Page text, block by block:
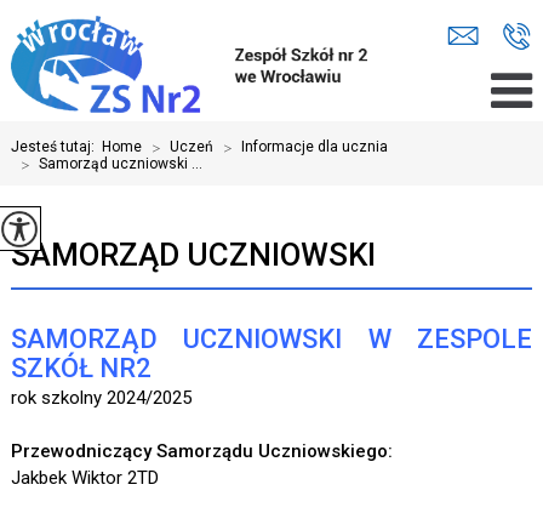
Jesteś tutaj: Home > Uczeń > Informacje dla ucznia
> Samorząd uczniowski ...
SAMORZĄD UCZNIOWSKI
SAMORZĄD UCZNIOWSKI W ZESPOLE
SZKÓŁ NR2
rok szkolny 2024/2025
Przewodniczący Samorządu Uczniowskiego:
Jakbek Wiktor 2TD